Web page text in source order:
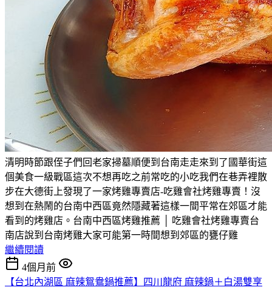
清明時節跟侄子們回老家掃墓順便到台南走走來到了國華街這
個美食一級戰區這次不想再吃之前常吃的小吃我們在巷弄裡散
步在大德街上發現了一家烤雞專賣店-吃雞會社烤雞專賣！沒
想到在熱鬧的台南中西區竟然隱藏著這樣一間平常在郊區才能
看到的烤雞店。台南中西區烤雞推薦 │ 吃雞會社烤雞專賣台
南店說到台南烤雞大家可能第一時間想到郊區的甕仔雞
繼續閱讀
4個月前
【台北內湖區 麻辣鴛鴦鍋推薦】四川龍府 麻辣鍋＋白湯雙享